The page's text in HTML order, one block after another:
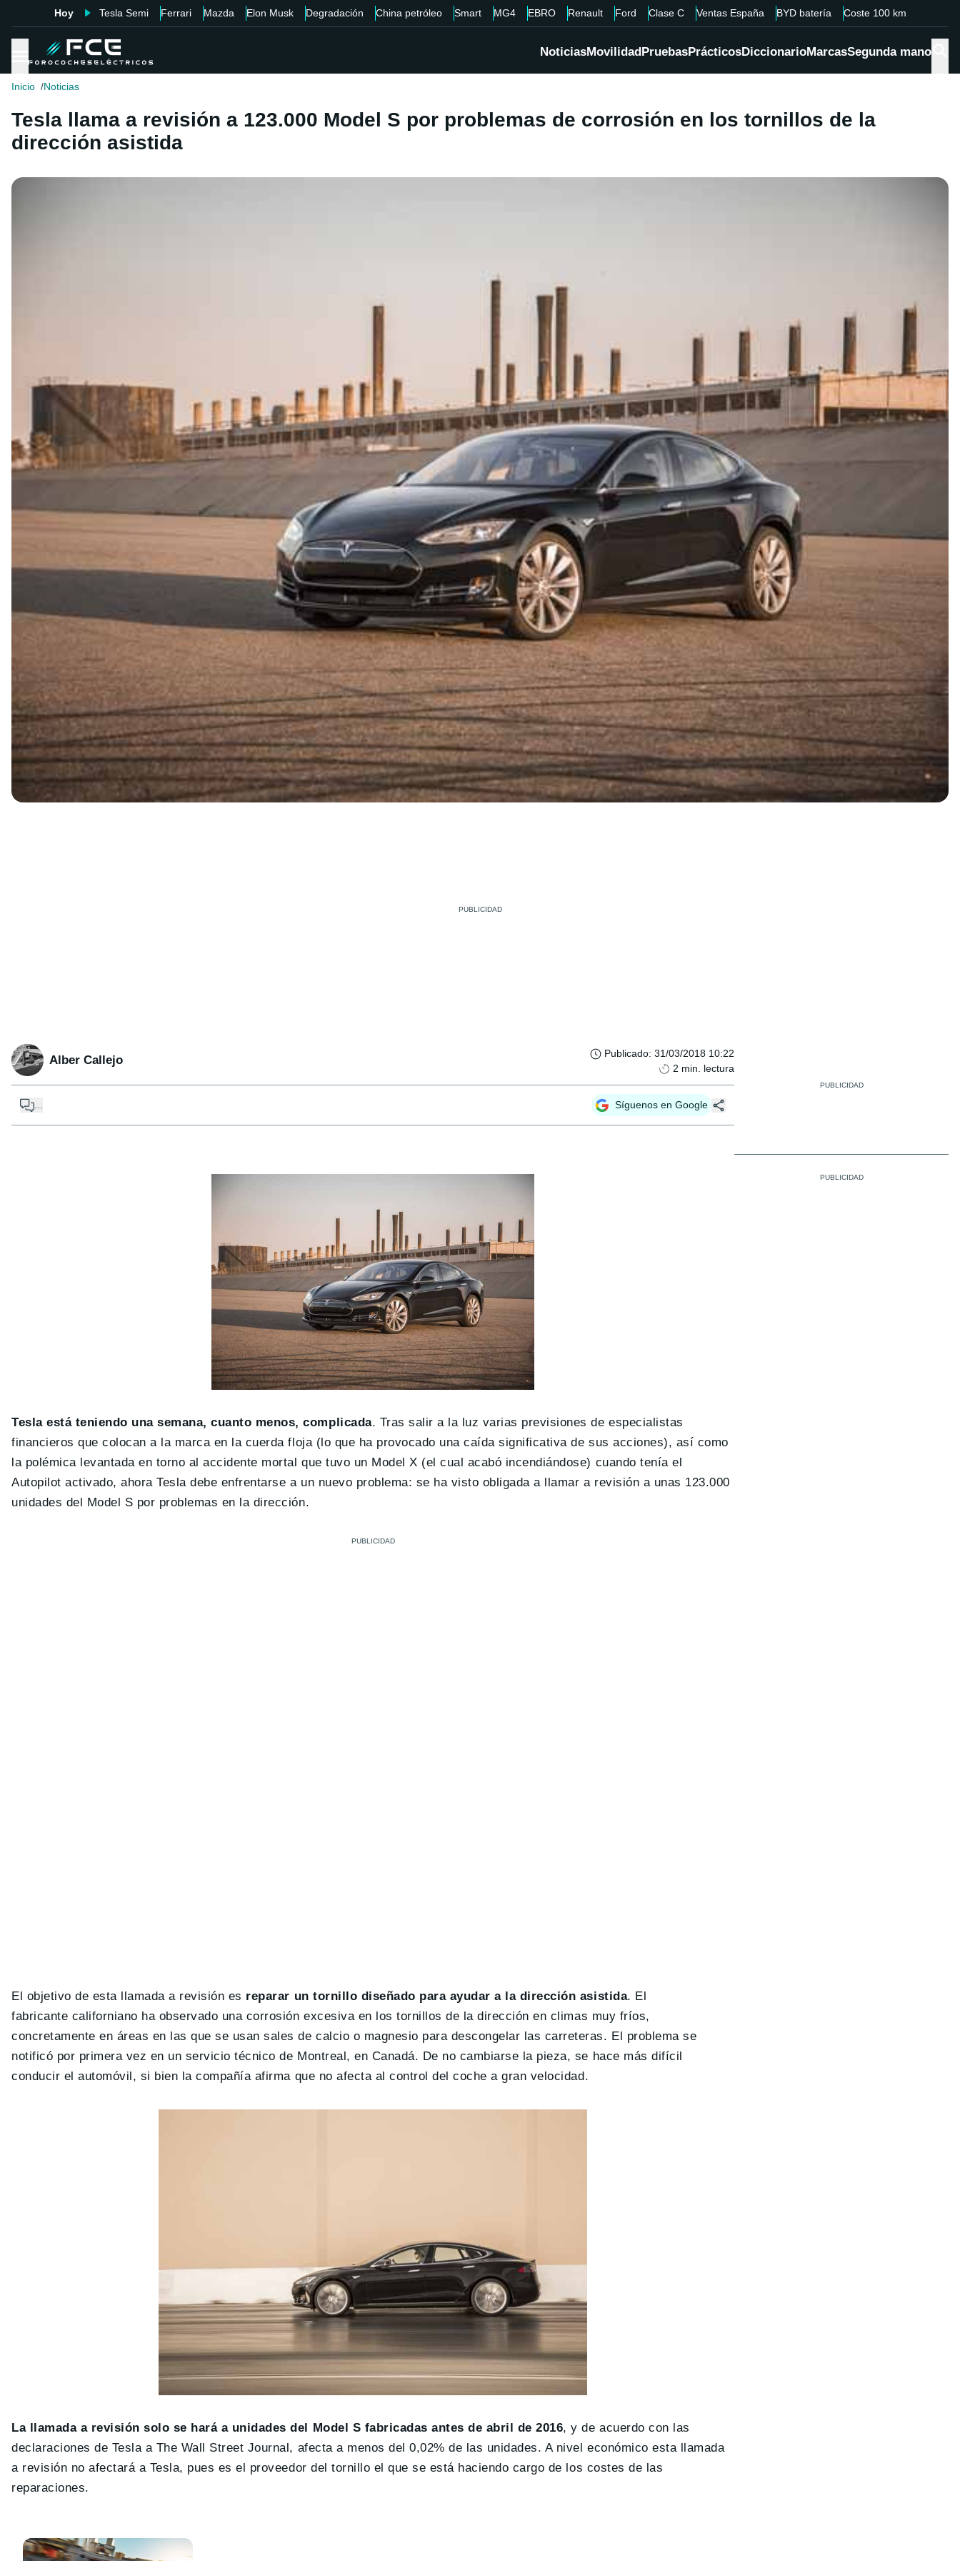
Hoy Tesla Semi Ferrari Mazda Elon Musk Degradación China petróleo Smart MG4 EBRO Renault Ford Clase C Ventas España BYD batería Coste 100 km
NoticiasMovilidadPruebasPrácticosDiccionarioMarcasSegunda mano
Inicio Noticias
Tesla llama a revisión a 123.000 Model S por problemas de corrosión en los tornillos de la
dirección asistida
Alber Callejo Publicado: 31/03/2018 10:22
2 min. lectura
... Síguenos en Google
Tesla está teniendo una semana, cuanto menos, complicada. Tras salir a la luz varias previsiones de especialistas
financieros que colocan a la marca en la cuerda floja (lo que ha provocado una caída significativa de sus acciones), así como
la polémica levantada en torno al accidente mortal que tuvo un Model X (el cual acabó incendiándose) cuando tenía el
Autopilot activado, ahora Tesla debe enfrentarse a un nuevo problema: se ha visto obligada a llamar a revisión a unas 123.000
unidades del Model S por problemas en la dirección.
El objetivo de esta llamada a revisión es reparar un tornillo diseñado para ayudar a la dirección asistida. El
fabricante californiano ha observado una corrosión excesiva en los tornillos de la dirección en climas muy fríos,
concretamente en áreas en las que se usan sales de calcio o magnesio para descongelar las carreteras. El problema se
notificó por primera vez en un servicio técnico de Montreal, en Canadá. De no cambiarse la pieza, se hace más difícil
conducir el automóvil, si bien la compañía afirma que no afecta al control del coche a gran velocidad.
La llamada a revisión solo se hará a unidades del Model S fabricadas antes de abril de 2016, y de acuerdo con las
declaraciones de Tesla a The Wall Street Journal, afecta a menos del 0,02% de las unidades. A nivel económico esta llamada
a revisión no afectará a Tesla, pues es el proveedor del tornillo el que se está haciendo cargo de los costes de las
reparaciones.